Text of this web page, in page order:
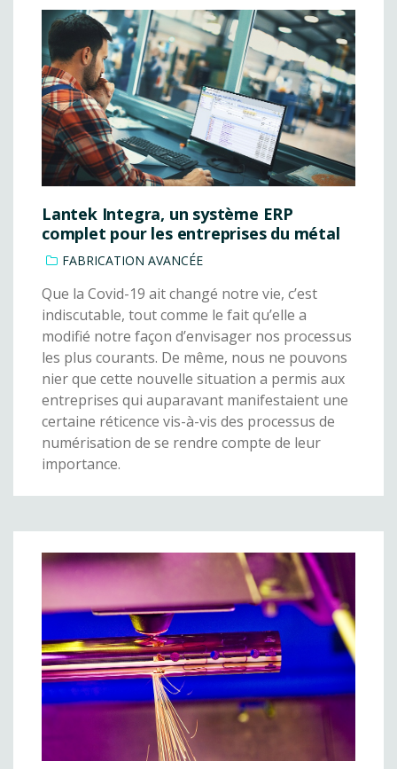
Lantek Integra, un système ERP
complet pour les entreprises du métal
FABRICATION AVANCÉE
Que la Covid-19 ait changé notre vie, c’est
indiscutable, tout comme le fait qu’elle a
modifié notre façon d’envisager nos processus
les plus courants. De même, nous ne pouvons
nier que cette nouvelle situation a permis aux
entreprises qui auparavant manifestaient une
certaine réticence vis-à-vis des processus de
numérisation de se rendre compte de leur
importance.